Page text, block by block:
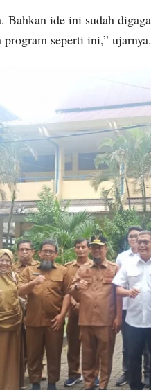
Bahkan ide ini sudah
seperti ini,” ujarnya.